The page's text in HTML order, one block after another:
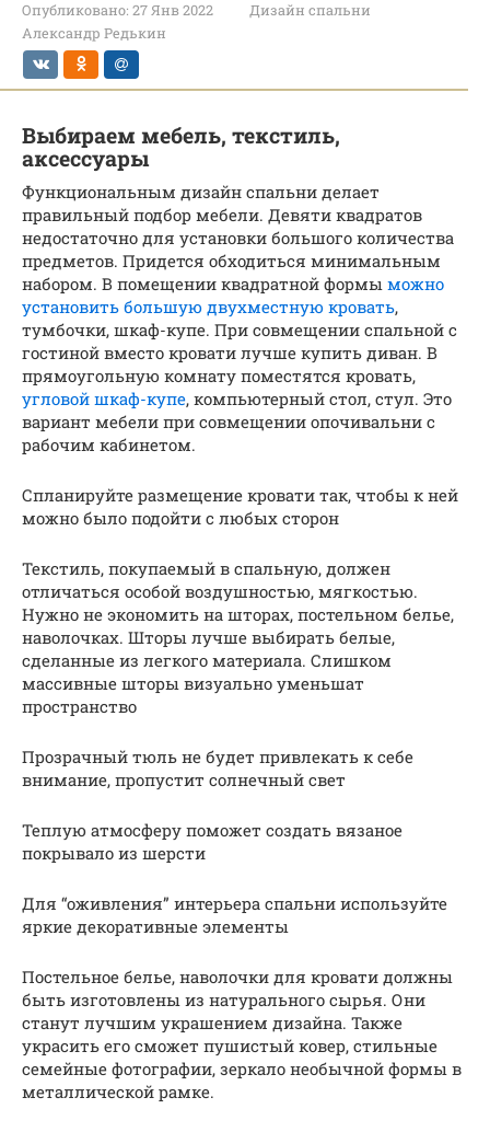
Опубликовано: 27 Янв 2022
Дизайн спальни
Александр Редькин
Выбираем мебель, текстиль,
аксессуары
Функциональным дизайн спальни делает
правильный подбор мебели. Девяти квадратов
недостаточно для установки большого количества
предметов. Придется обходиться минимальным
набором. В помещении квадратной формы можно
установить большую двухместную кровать,
тумбочки, шкаф-купе. При совмещении спальной с
гостиной вместо кровати лучше купить диван. В
прямоугольную комнату поместятся кровать,
угловой шкаф-купе, компьютерный стол, стул. Это
вариант мебели при совмещении опочивальни с
рабочим кабинетом.
Спланируйте размещение кровати так, чтобы к ней
можно было подойти с любых сторон
Текстиль, покупаемый в спальную, должен
отличаться особой воздушностью, мягкостью.
Нужно не экономить на шторах, постельном белье,
наволочках. Шторы лучше выбирать белые,
сделанные из легкого материала. Слишком
массивные шторы визуально уменьшат
пространство
Прозрачный тюль не будет привлекать к себе
внимание, пропустит солнечный свет
Теплую атмосферу поможет создать вязаное
покрывало из шерсти
Для “оживления” интерьера спальни используйте
яркие декоративные элементы
Постельное белье, наволочки для кровати должны
быть изготовлены из натурального сырья. Они
станут лучшим украшением дизайна. Также
украсить его сможет пушистый ковер, стильные
семейные фотографии, зеркало необычной формы в
металлической рамке.